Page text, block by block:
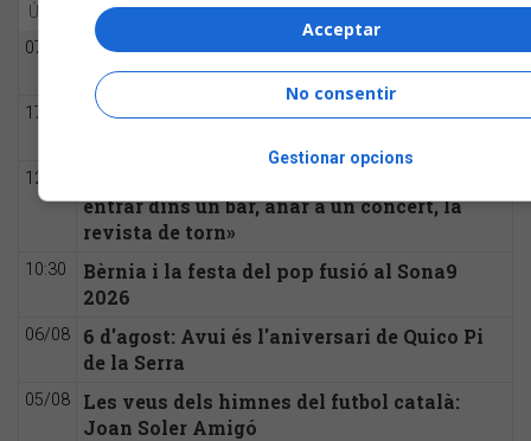
Última hora Més llegit
07:00
7 d'agost: Tal dia com avui es va estrenar
«El meu avi»
17:00
Les veus dels himnes del futbol català:
12:30
entrar dins un bar, anar a un concert, la
revista de torn»
10:30
Bèrnia i la festa del pop fusió al Sona9
2026
06/08
6 d'agost: Avui és l'aniversari de Quico Pi
de la Serra
05/08
Les veus dels himnes del futbol català:
Joan Soler Amigó
Acceptar
No consentir
Gestionar opcions